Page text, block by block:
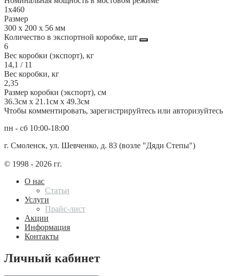
1х460
Размер
300 x 200 x 56 мм
Количество в экспортной коробке, шт
6
Вес коробки (экспорт), кг
14,1 / 11
Вес коробки, кг
2,35
Размер коробки (экспорт), см
36.3см x 21.1см x 49.3см
Чтобы комментировать, зарегистрируйтесь или авторизуйтесь
пн - сб 10:00-18:00
г. Смоленск, ул. Шевченко, д. 83 (возле "Дяди Степы")
© 1998 - 2026 гг.
О нас
Статьи
Услуги
Прайс-лист
Акции
Информация
Контакты
Личный кабинет